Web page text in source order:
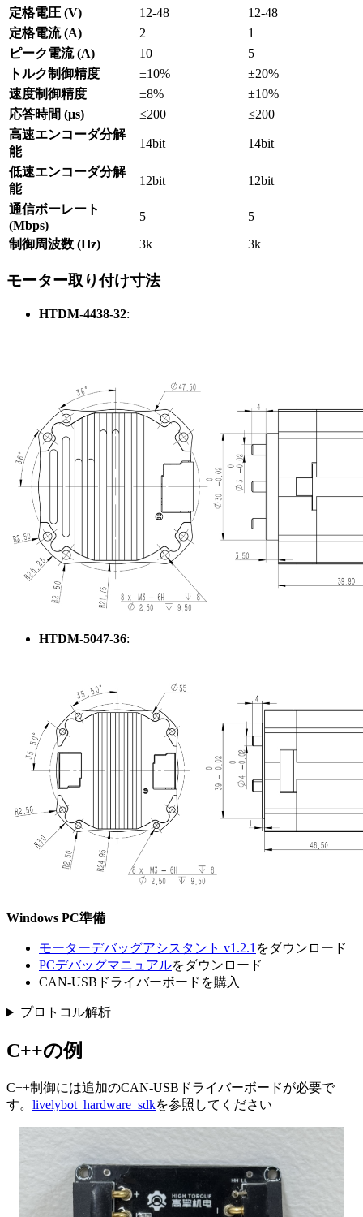
定格電圧 (V)
12-48
12-48
定格電流 (A)
2
1
ピーク電流 (A)
10
5
トルク制御精度
±10%
±20%
速度制御精度
±8%
±10%
応答時間 (μs)
≤200
≤200
高速エンコーダ分解
能
14bit 14bit
低速エンコーダ分解
能
12bit 12bit
通信ボーレート
(Mbps)
5
5
制御周波数 (Hz)
3k 3k
モーター取り付け寸法
HTDM-4438-32:
HTDM-5047-36:
Windows PC準備
モーターデバッグアシスタント v1.2.1 をダウンロード
PCデバッグマニュアルをダウンロード
CAN-USBドライバーボードを購入
プロトコル解析
C++の例
C++制御には追加のCAN-USBドライバーボードが必要で
す。 livelybot_hardware_sdkを参照してください